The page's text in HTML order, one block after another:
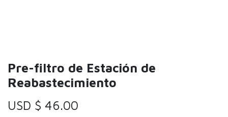
Pre-filtro de Estación de
Reabastecimiento
USD $ 46.00